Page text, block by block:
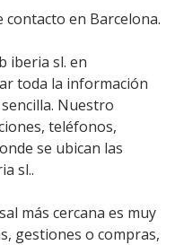
contacto en Barcelona.
iberia sl. en
toda la información
Nuestro
teléfonos,
se ubican las
sl..
más cercana es muy
gestiones o compras,